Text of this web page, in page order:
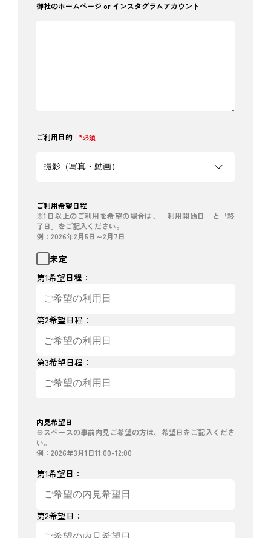
御社のホームページ or インスタグラムアカウント
ご利用目的 *必須
ご利用希望日程
※1日以上のご利用を希望の場合は、「利用開始日」と「終
了日」をご記入ください。
例：2026年2月5日～2月7日
未定
第1希望日程：
第2希望日程：
第3希望日程：
内見希望日
※スペースの事前内見ご希望の方は、希望日をご記入くださ
い。
例：2026年3月1日11:00-12:00
第1希望日：
第2希望日：